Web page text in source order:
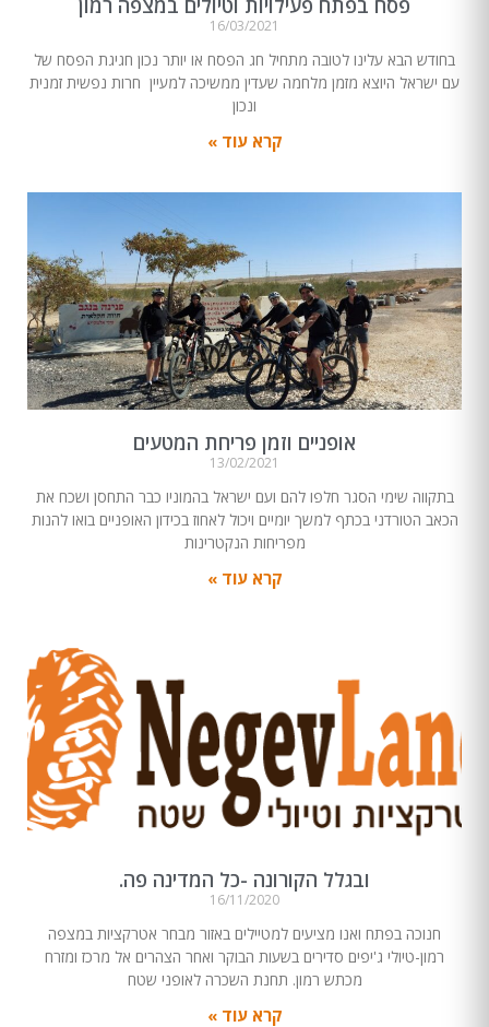
16/03/2021
בחודש הבא עלינו לטובה מתחיל חג הפסח או יותר נכון חגיגת הפסח של
עם ישראל היוצא מזמן מלחמה שעדין ממשיכה למעיין חרות נפשית זמנית
ונכון
קרא עוד »
אופניים וזמן פריחת המטעים
13/02/2021
בתקווה שימי הסגר חלפו להם ועם ישראל בהמוניו כבר התחסן ושכח את
הכאב הטורדני בכתף למשך יומיים ויכול לאחוז בכידון האופניים בואו להנות
מפריחות הנקטרינות
קרא עוד »
ובגלל הקורונה -כל המדינה פה.
16/11/2020
חנוכה בפתח ואנו מציעים למטיילים באזור מבחר אטרקציות במצפה
רמון-טיולי ג'יפים סדירים בשעות הבוקר ואחר הצהרים אל מרכז ומזרח
מכתש רמון. תחנת השכרה לאופני שטח
קרא עוד »